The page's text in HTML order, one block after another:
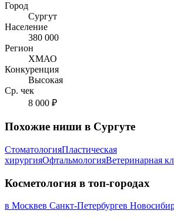
Город
Сургут
Население
380 000
Регион
ХМАО
Конкуренция
Высокая
Ср. чек
8 000 ₽
Похожие ниши в Сургуте
СтоматологияПластическая
хирургияОфтальмологияВетеринарная
Косметология в топ-городах
в Москвев Санкт-Петербургев